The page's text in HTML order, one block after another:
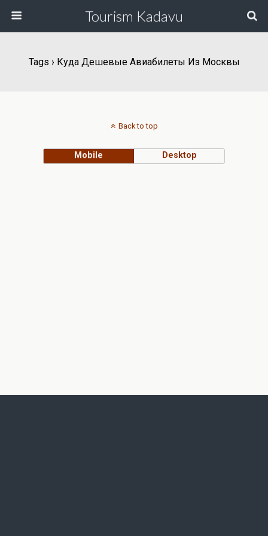
Tourism Kadavu
Tags › Куда Дешевые Авиабилеты Из Москвы
Back to top
Mobile Desktop